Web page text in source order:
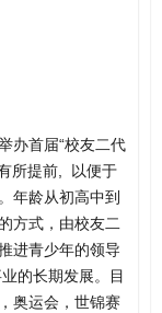
办首届“校友二代
所提前, 以便于
年龄从初高中到
方式，由校友二
进青少年的领导
的长期发展。目
奥运会，世锦赛